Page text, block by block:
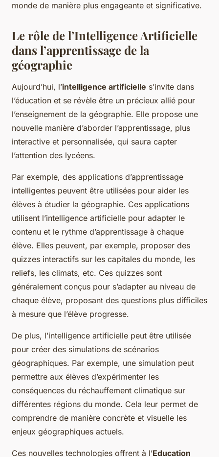
monde de manière plus engageante et significative.
Le rôle de l’Intelligence Artificielle
dans l’apprentissage de la
géographie
Aujourd’hui, l’intelligence artificielle s’invite dans
l’éducation et se révèle être un précieux allié pour
l’enseignement de la géographie. Elle propose une
nouvelle manière d’aborder l’apprentissage, plus
interactive et personnalisée, qui saura capter
l’attention des lycéens.
Par exemple, des applications d’apprentissage
intelligentes peuvent être utilisées pour aider les
élèves à étudier la géographie. Ces applications
utilisent l’intelligence artificielle pour adapter le
contenu et le rythme d’apprentissage à chaque
élève. Elles peuvent, par exemple, proposer des
quizzes interactifs sur les capitales du monde, les
reliefs, les climats, etc. Ces quizzes sont
généralement conçus pour s’adapter au niveau de
chaque élève, proposant des questions plus difficiles
à mesure que l’élève progresse.
De plus, l’intelligence artificielle peut être utilisée
pour créer des simulations de scénarios
géographiques. Par exemple, une simulation peut
permettre aux élèves d’expérimenter les
conséquences du réchauffement climatique sur
différentes régions du monde. Cela leur permet de
comprendre de manière concrète et visuelle les
enjeux géographiques actuels.
Ces nouvelles technologies offrent à l’Education